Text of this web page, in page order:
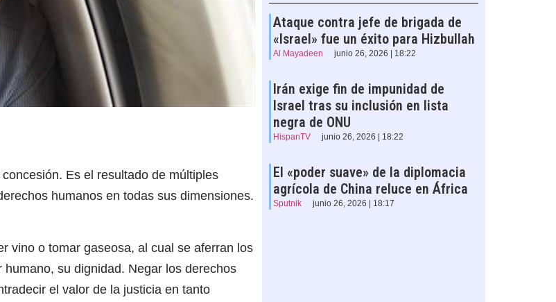
Es el resultado de múltiples
humanos en todas sus dimensiones.
vino o tomar gaseosa, al cual se aferran los
su dignidad. Negar los derechos
el valor de la justicia en tanto
Ataque contra jefe de brigada de
«Israel» fue un éxito para Hizbullah
Al Mayadeen junio 26, 2026 | 18:22
Irán exige fin de impunidad de
Israel tras su inclusión en lista
negra de ONU
HispanTV junio 26, 2026 | 18:22
El «poder suave» de la diplomacia
agrícola de China reluce en África
Sputnik junio 26, 2026 | 18:17